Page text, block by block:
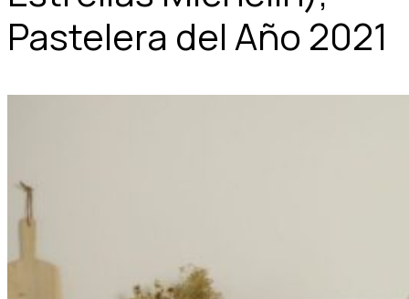
Pastelera del Año 2021